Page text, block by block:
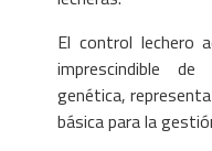
El control lechero
imprescindible
genética,
básica para la